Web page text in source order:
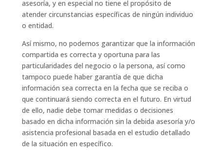
asesoría, y en especial no tiene el propósito de
atender circunstancias específicas de ningún individuo
o entidad.
Así mismo, no podemos garantizar que la información
compartida es correcta y oportuna para las
particularidades del negocio o la persona, así como
tampoco puede haber garantía de que dicha
información sea correcta en la fecha que se reciba o
que continuará siendo correcta en el futuro. En virtud
de ello, nadie debe tomar medidas o decisiones
basado en dicha información sin la debida asesoría y/o
asistencia profesional basada en el estudio detallado
de la situación en específico.